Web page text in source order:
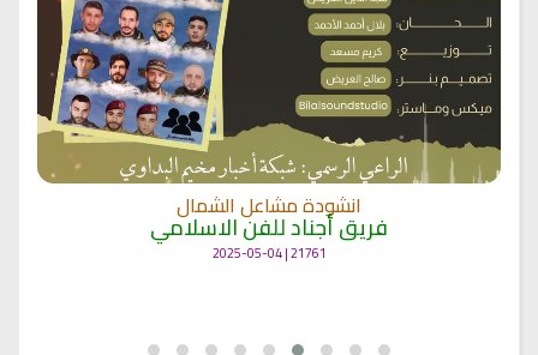
انشودة مشاعل الشمال
فريق أجناد للفن الاسلامي
21761 | 2025-05-04